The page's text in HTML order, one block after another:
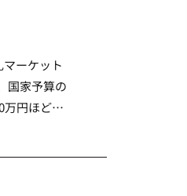
ーケット
国家予算の
万円ほどと